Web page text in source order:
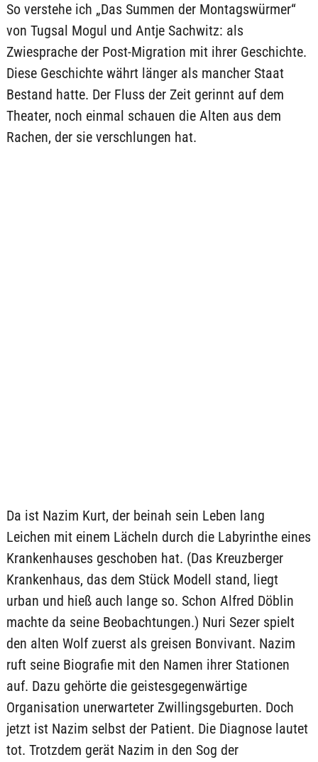
So verstehe ich „Das Summen der Montagswürmer“
von Tugsal Mogul und Antje Sachwitz: als
Zwiesprache der Post-Migration mit ihrer Geschichte.
Diese Geschichte währt länger als mancher Staat
Bestand hatte. Der Fluss der Zeit gerinnt auf dem
Theater, noch einmal schauen die Alten aus dem
Rachen, der sie verschlungen hat.
Da ist Nazim Kurt, der beinah sein Leben lang
Leichen mit einem Lächeln durch die Labyrinthe eines
Krankenhauses geschoben hat. (Das Kreuzberger
Krankenhaus, das dem Stück Modell stand, liegt
urban und hieß auch lange so. Schon Alfred Döblin
machte da seine Beobachtungen.) Nuri Sezer spielt
den alten Wolf zuerst als greisen Bonvivant. Nazim
ruft seine Biografie mit den Namen ihrer Stationen
auf. Dazu gehörte die geistesgegenwärtige
Organisation unerwarteter Zwillingsgeburten. Doch
jetzt ist Nazim selbst der Patient. Die Diagnose lautet
tot. Trotzdem gerät Nazim in den Sog der